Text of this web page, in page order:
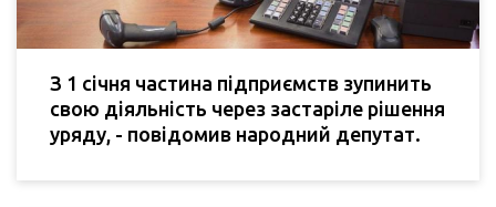
З 1 січня частина підприємств зупинить
свою діяльність через застаріле рішення
уряду, - повідомив народний депутат.